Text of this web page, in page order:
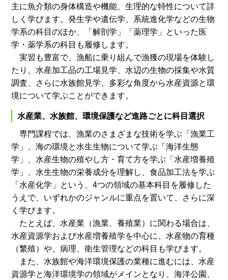
主に魚介類の身体構造や機能、生理的な特性について詳
しく学びます。発生学や遺伝学、系統進化学などの生物
学系の科目のほか、「解剖学」「薬理学」といった医
学・薬学系の科目も履修します。
実習も豊富で、漁船に乗り組んで漁獲の現場を体験し
たり、水産加工品の工場見学、水辺の生物の採集や水質
調査、さらに水族館見学、多彩な角度から水産資源と環
境について学ぶことができます。
水産業、水族館、環境保護など進路ごとに科目選択
専門課程では、漁業のさまざまな技術を学ぶ「漁業工
学」、海の環境と水生生物について学ぶ「海洋生態
学」、水産生物の殖やし方・育て方を学ぶ「水産増養殖
学」、水生生物の栄養成分を理解し、食品加工法を学ぶ
「水産化学」という、4つの領域の基本科目を履修した
うえで、いずれかのジャンルに重点を置いて、さらに深
く学びます。
たとえば、水産業（漁業、養殖業）に関わる場合は、
水産資源学および水産増養殖学を中心に、水産物の育種
（繁殖）や、病理、衛生管理などの科目も学びます。
また、水族館や海洋環境保護の業種に進むには、水産
資源学と海洋環境学の領域がメインとなり、海洋公園、